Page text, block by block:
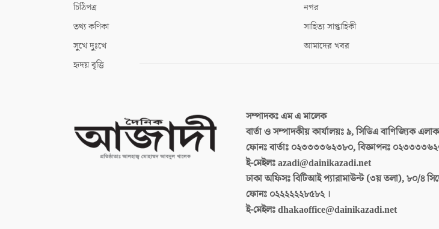
চিঠিপত্র
তথ্য কণিকা
সুখে দুঃখে
হৃদয় বৃত্তি
নগর
সাহিত্য সাপ্তাহিকী
আমাদের খবর
সম্পাদকঃএম এ মালেক
বার্তা ও সম্পাদকীয় কার্যালয়ঃ৯, সিডিএ বাণিজ্যিক
ফোনঃ বার্তাঃ ০২৩৩৩৩৬২৩৮০, বিজ্ঞাপনঃ
ই-মেইলঃazadi@dainikazadi.net
ঢাকা অফিসঃবিটিআই প্যারামাউন্ট (৩য় তলা), ৮০/৪
ফোনঃ ০২২২২২২৮৫৮২ ।
ই-মেইলঃdhakaoffice@dainikazadi.net